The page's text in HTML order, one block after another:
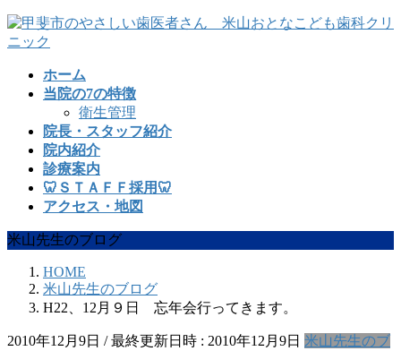
コ
ン
ナ
ビ
ホーム
当院の7の特徴
衛生管理
院長・スタッフ紹介
院内紹介
診療案内
🦷ＳＴＡＦＦ採用🦷
アクセス・地図
米山先生のブログ
HOME
米山先生のブログ
H22、12月９日 忘年会行ってきます。
2010年12月9日 / 最終更新日時 : 2010年12月9日 米山先生のブ